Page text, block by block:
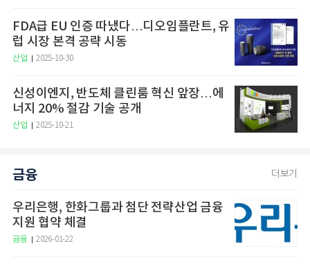
FDA급 EU 인증 따냈다…디오임플란트, 유
럽 시장 본격 공략 시동
산업 2025-10-30
신성이엔지, 반도체 클린룸 혁신 앞장…에
너지 20% 절감 기술 공개
산업 2025-10-21
금융 더보기
우리은행, 한화그룹과 첨단 전략산업 금융
지원 협약 체결
금융 2026-01-22